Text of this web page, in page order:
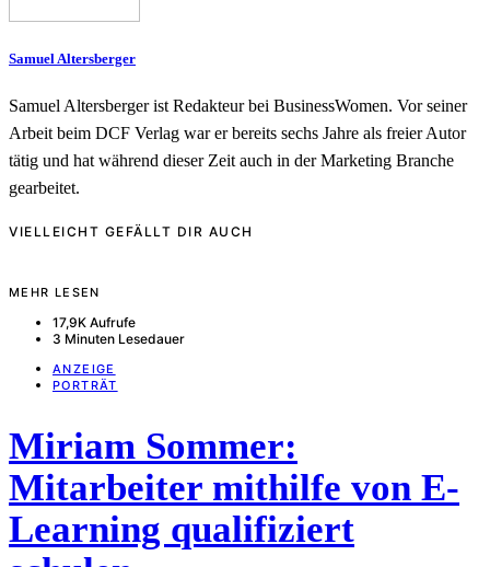
Samuel Altersberger
Samuel Altersberger ist Redakteur bei BusinessWomen. Vor seiner
Arbeit beim DCF Verlag war er bereits sechs Jahre als freier Autor
tätig und hat während dieser Zeit auch in der Marketing Branche
gearbeitet.
VIELLEICHT GEFÄLLT DIR AUCH
MEHR LESEN
17,9K Aufrufe
3 Minuten Lesedauer
ANZEIGE
PORTRÄT
Miriam Sommer:
Mitarbeiter mithilfe von E-
Learning qualifiziert